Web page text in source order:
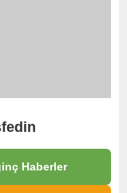
Haberler